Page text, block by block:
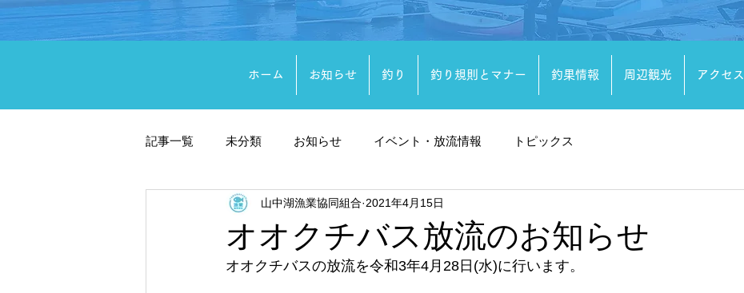
ホーム お知らせ 釣り 釣り規則とマナー 釣果情報 周辺観光 アクセス
記事一覧 未分類 お知らせ イベント・放流情報 トピックス
オオクチバス放流のお知らせ
山中湖漁業協同組合 2021年4月15日
オオクチバスの放流を令和3年4月28日(水)に行います。